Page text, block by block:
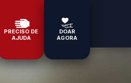
PRECISO DE
AJUDA
DOAR
AGORA